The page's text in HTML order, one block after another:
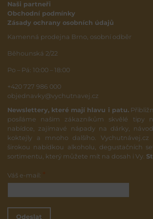
Naši partneři
Obchodní podmínky
Zásady ochrany osobních údajů
Kamenná prodejna Brno, osobní odběr
Běhounská 2/22
Po – Pá: 10:00 – 18:00
+420 727 986 000
objednavky@vychutnavej.cz
Newslettery, které mají hlavu i patu.
posíláme našim zákazníkům skvělé tipy
nabídce, zajímavé nápady na dárky,
koktejly a mnoho dalšího.
širokou nabídkou alkoholu, degustačních
sortimentu, který můžete mít na dosah i Vy.
Váš e-mail:
Odeslat